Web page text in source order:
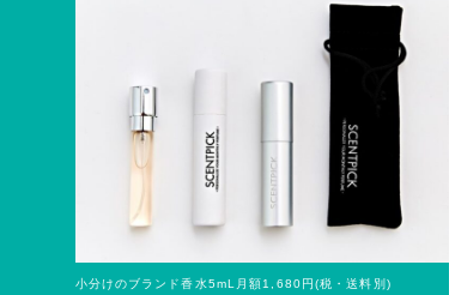
小分けのブランド香水5mL月額1,680円(税・送料別)